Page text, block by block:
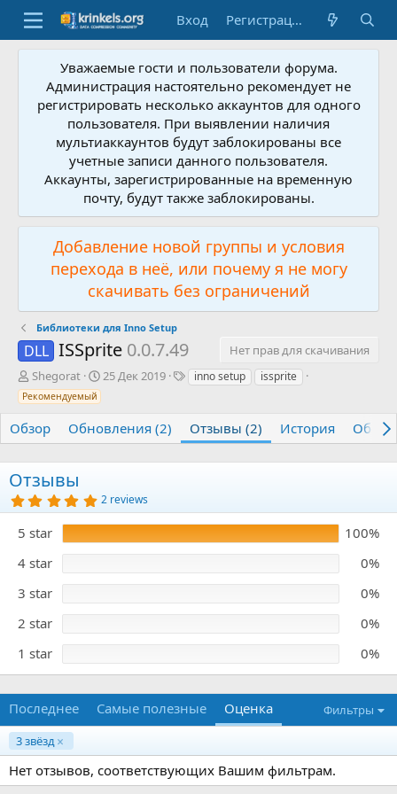
Вход Регистрация
Уважаемые гости и пользователи форума.
Администрация настоятельно рекомендует не
регистрировать несколько аккаунтов для одного
пользователя. При выявлении наличия
мультиаккаунтов будут заблокированы все
учетные записи данного пользователя.
Аккаунты, зарегистрированные на временную
почту, будут также заблокированы.
Добавление новой группы и условия
перехода в неё, или почему я не могу
скачивать без ограничений
Библиотеки для Inno Setup
DLL ISSprite 0.0.7.49
Нет прав для скачивания
А
в
т
о
Shegorat
Д
а
а
и
я
25 Дек 2019
Т
и
inno setup issprite
Рекомендуемый
Обзор Обновления (2) Отзывы (2) История
Отзывы
5
.
0
0
з
ё
з
2 reviews
5 star
100%
4 star
0%
3 star
0%
2 star
0%
1 star
0%
Последнее Самые полезные Оценка
Фильтры
3 звёзд
Нет отзывов, соответствующих Вашим фильтрам.